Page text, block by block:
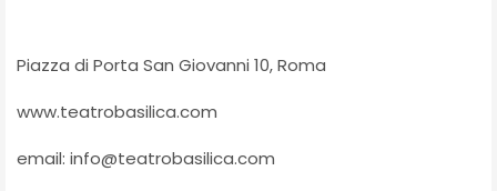
Piazza di Porta San Giovanni 10, Roma
www.teatrobasilica.com
email: info@teatrobasilica.com